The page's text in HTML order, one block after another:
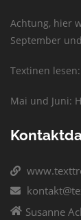
Achtung, hier
September
Textinen
Mai und Juni:
Susanne